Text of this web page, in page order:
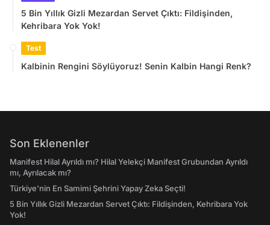
5 Bin Yıllık Gizli Mezardan Servet Çıktı: Fildişinden,
Kehribara Yok Yok!
Test
Kalbinin Rengini Söylüyoruz! Senin Kalbin Hangi Renk?
Son Eklenenler
Manifest Hilal Ayrıldı mı? Hilal Yelekçi Manifest Grubundan Ayrıldı
mı, Ayrılacak mı?
Türkiye'nin En Samimi Şehrini Yapay Zeka Seçti!
5 Bin Yıllık Gizli Mezardan Servet Çıktı: Fildişinden, Kehribara Yok
Yok!